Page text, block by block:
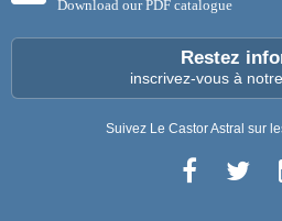
Download our PDF catalogue
Restez
inscrivez-vous à
Suivez Le Castor Astral sur